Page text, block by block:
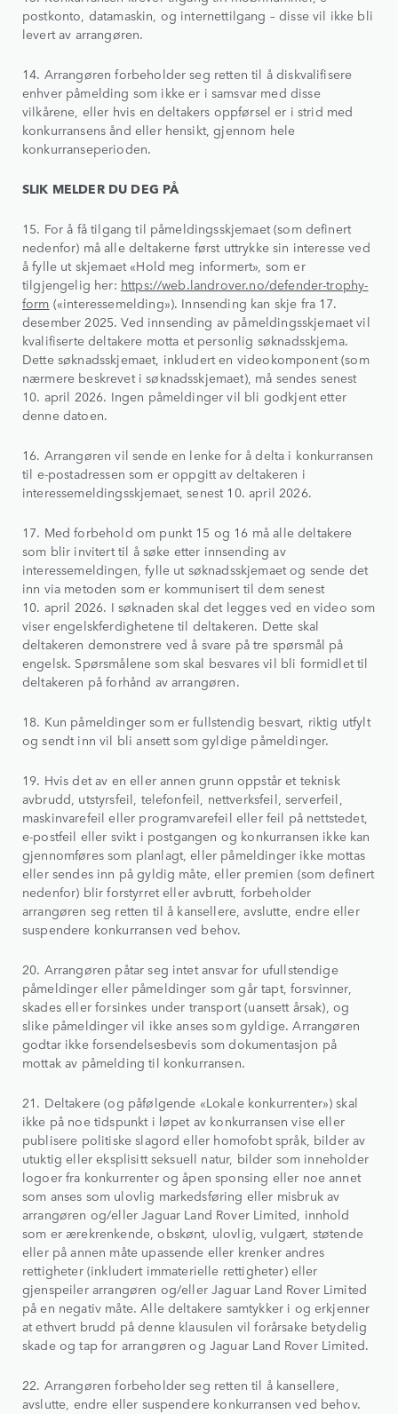
postkonto, datamaskin, og internettilgang – disse vil ikke bli
levert av arrangøren.
14. Arrangøren forbeholder seg retten til å diskvalifisere
enhver påmelding som ikke er i samsvar med disse
vilkårene, eller hvis en deltakers oppførsel er i strid med
konkurransens ånd eller hensikt, gjennom hele
konkurranseperioden.
SLIK MELDER DU DEG PÅ
15. For å få tilgang til påmeldingsskjemaet (som definert
nedenfor) må alle deltakerne først uttrykke sin interesse ved
å fylle ut skjemaet «Hold meg informert», som er
tilgjengelig her: https://web.landrover.no/defender-trophy-
form («interessemelding»). Innsending kan skje fra 17.
desember 2025. Ved innsending av påmeldingsskjemaet vil
kvalifiserte deltakere motta et personlig søknadsskjema.
Dette søknadsskjemaet, inkludert en videokomponent (som
nærmere beskrevet i søknadsskjemaet), må sendes senest
10. april 2026. Ingen påmeldinger vil bli godkjent etter
denne datoen.
16. Arrangøren vil sende en lenke for å delta i konkurransen
til e-postadressen som er oppgitt av deltakeren i
interessemeldingsskjemaet, senest 10. april 2026.
17. Med forbehold om punkt 15 og 16 må alle deltakere
som blir invitert til å søke etter innsending av
interessemeldingen, fylle ut søknadsskjemaet og sende det
inn via metoden som er kommunisert til dem senest
10. april 2026. I søknaden skal det legges ved en video som
viser engelskferdighetene til deltakeren. Dette skal
deltakeren demonstrere ved å svare på tre spørsmål på
engelsk. Spørsmålene som skal besvares vil bli formidlet til
deltakeren på forhånd av arrangøren.
18. Kun påmeldinger som er fullstendig besvart, riktig utfylt
og sendt inn vil bli ansett som gyldige påmeldinger.
19. Hvis det av en eller annen grunn oppstår et teknisk
avbrudd, utstyrsfeil, telefonfeil, nettverksfeil, serverfeil,
maskinvarefeil eller programvarefeil eller feil på nettstedet,
e-postfeil eller svikt i postgangen og konkurransen ikke kan
gjennomføres som planlagt, eller påmeldinger ikke mottas
eller sendes inn på gyldig måte, eller premien (som definert
nedenfor) blir forstyrret eller avbrutt, forbeholder
arrangøren seg retten til å kansellere, avslutte, endre eller
suspendere konkurransen ved behov.
20. Arrangøren påtar seg intet ansvar for ufullstendige
påmeldinger eller påmeldinger som går tapt, forsvinner,
skades eller forsinkes under transport (uansett årsak), og
slike påmeldinger vil ikke anses som gyldige. Arrangøren
godtar ikke forsendelsesbevis som dokumentasjon på
mottak av påmelding til konkurransen.
21. Deltakere (og påfølgende «Lokale konkurrenter») skal
ikke på noe tidspunkt i løpet av konkurransen vise eller
publisere politiske slagord eller homofobt språk, bilder av
utuktig eller eksplisitt seksuell natur, bilder som inneholder
logoer fra konkurrenter og åpen sponsing eller noe annet
som anses som ulovlig markedsføring eller misbruk av
arrangøren og/eller Jaguar Land Rover Limited, innhold
som er ærekrenkende, obskønt, ulovlig, vulgært, støtende
eller på annen måte upassende eller krenker andres
rettigheter (inkludert immaterielle rettigheter) eller
gjenspeiler arrangøren og/eller Jaguar Land Rover Limited
på en negativ måte. Alle deltakere samtykker i og erkjenner
at ethvert brudd på denne klausulen vil forårsake betydelig
skade og tap for arrangøren og Jaguar Land Rover Limited.
22. Arrangøren forbeholder seg retten til å kansellere,
avslutte, endre eller suspendere konkurransen ved behov.